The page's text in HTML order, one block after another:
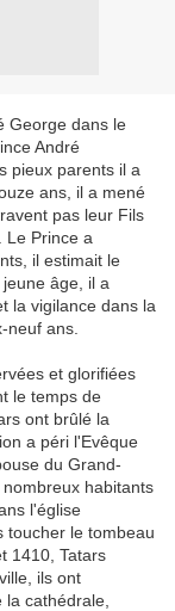
dans le
André
pieux parents il a
ans, il a mené
pas leur Fils
Le Prince a
il estimait le
âge, il a
la vigilance dans la
neuf ans.
et glorifiées
le temps de
ont brûlé la
a péri l'Evêque
du Grand-
habitants
l'église
toucher le tombeau
1410, Tatars
ils ont
cathédrale,